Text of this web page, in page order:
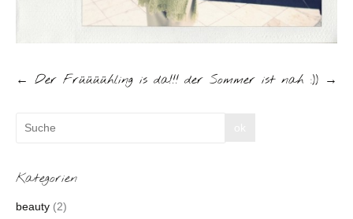
← Der Früüüühling is da!!! der Sommer ist nah :)) →
Kategorien
beauty(2)